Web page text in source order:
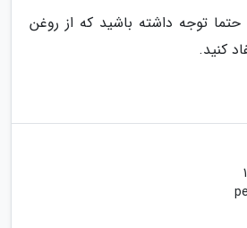
حتما توجه داشته باشید که از روغن
کنید.